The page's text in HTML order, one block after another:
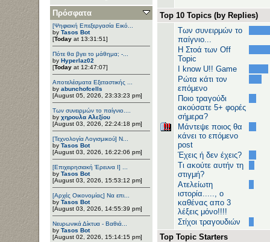
Πρόσφατα
[Ψηφιακή Επεξεργασία Εικό...
by Tasos Bot
[Today at 13:31:51]
Πότε θα βγει το μάθημα; -...
by Hyperlaz02
[Today at 12:47:07]
Αποτελέσματα Εξεταστικής ...
by abunchofcells
[August 05, 2026, 23:33:23 pm]
Των συνειρμών το παίγνιο....
by χηρουλα Αλεξίου
[August 03, 2026, 22:24:18 pm]
[Τεχνολογία Λογισμικού] Ν...
by Tasos Bot
[August 03, 2026, 16:22:06 pm]
[Επιχειρησιακή Έρευνα Ι] ...
by Tasos Bot
[August 03, 2026, 15:53:12 pm]
[Αρχές Οικονομίας] Να επι...
by Tasos Bot
[August 03, 2026, 14:55:39 pm]
Νευρωνικά Δίκτυα - Βαθιά...
by Tasos Bot
[August 02, 2026, 15:14:15 pm]
Top 10 Topics (by Replies)
Των συνειρμών το
παίγνιο...
H Στοά των Off
Topic
I know U!! Game
Ρώτα κάτι τον
επόμενο
Ποιο τραγούδι
ακούσατε 5+ φορές
σήμερα?
Μάντεψε ποιος θα
κάνει το επόμενο
post
Έχεις ή δεν έχεις?
Τι ακούτε αυτήν τη
στιγμή?
Ατελείωτη
ιστορία....., ο
καθένας απο 3
λέξεις μόνο!!!!
Στίχοι τραγουδιών
Top Topic Starters